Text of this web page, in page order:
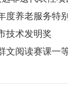
度养老服务特
技术发明奖
文阅读赛课一